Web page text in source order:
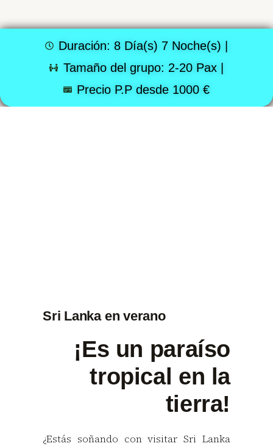
Duración: 8 Día(s) 7 Noche(s) |
Tamaño del grupo: 2-20 Pax |
Precio P.P desde 1000 €
Sri Lanka en verano
¡Es un paraíso
tropical en la
tierra!
¿Estás soñando con visitar Sri Lanka